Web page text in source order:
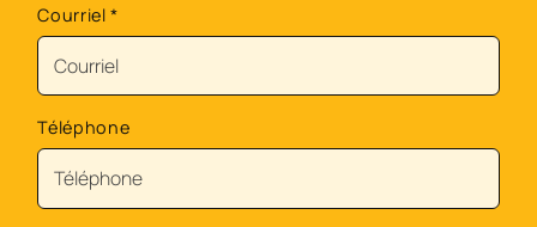
Courriel*
Téléphone